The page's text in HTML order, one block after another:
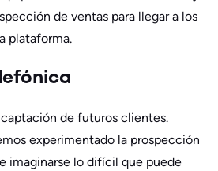
de ventas para llegar a los
plataforma.
de futuros clientes.
experimentado la prospección
imaginarse lo difícil que puede